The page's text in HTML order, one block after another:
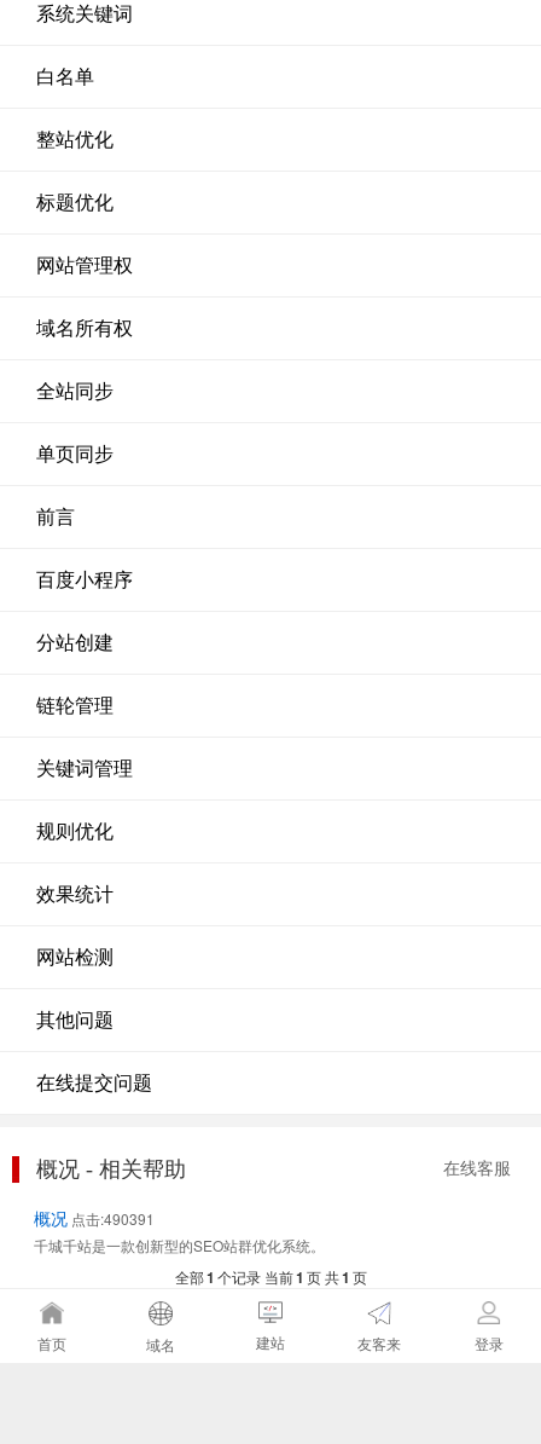
系统关键词
白名单
整站优化
标题优化
网站管理权
域名所有权
全站同步
单页同步
前言
百度小程序
分站创建
链轮管理
关键词管理
规则优化
效果统计
网站检测
其他问题
在线提交问题
概况 - 相关帮助 在线客服
概况 点击:490391
千城千站是一款创新型的SEO站群优化系统。
全部1 个记录 当前1 页 共1 页
首页 域名 建站 友客来 登录